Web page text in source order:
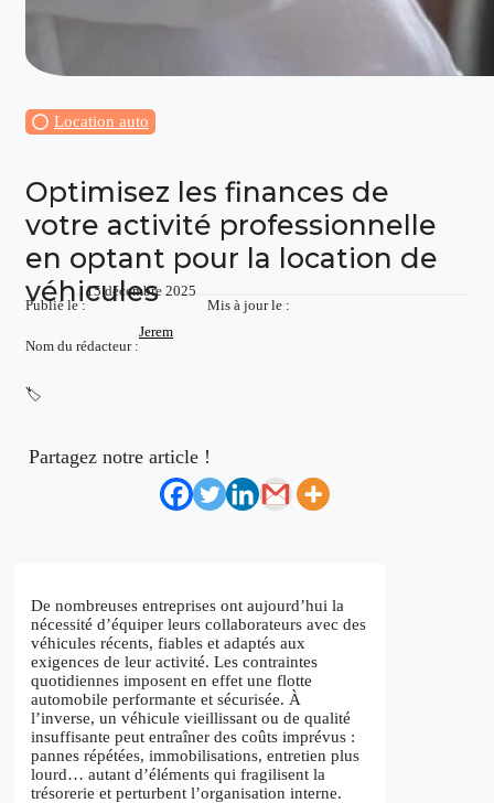
Location auto
Optimisez les finances de
votre activité professionnelle
en optant pour la location de
véhicules
Publié le :
15 décembre 2025
Mis à jour le :
Nom du rédacteur :
Jerem
🏷️
Partagez notre article !
De nombreuses entreprises ont aujourd’hui la
nécessité d’équiper leurs collaborateurs avec des
véhicules récents, fiables et adaptés aux
exigences de leur activité. Les contraintes
quotidiennes imposent en effet une flotte
automobile performante et sécurisée. À
l’inverse, un véhicule vieillissant ou de qualité
insuffisante peut entraîner des coûts imprévus :
pannes répétées, immobilisations, entretien plus
lourd… autant d’éléments qui fragilisent la
trésorerie et perturbent l’organisation interne.